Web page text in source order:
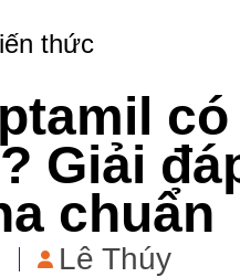
thức
Giải
chuẩn
Lê Thúy